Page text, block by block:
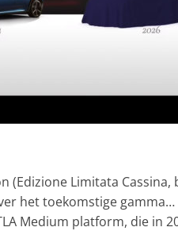
Limitata Cassina,
het toekomstige gamma…
Medium platform, die in